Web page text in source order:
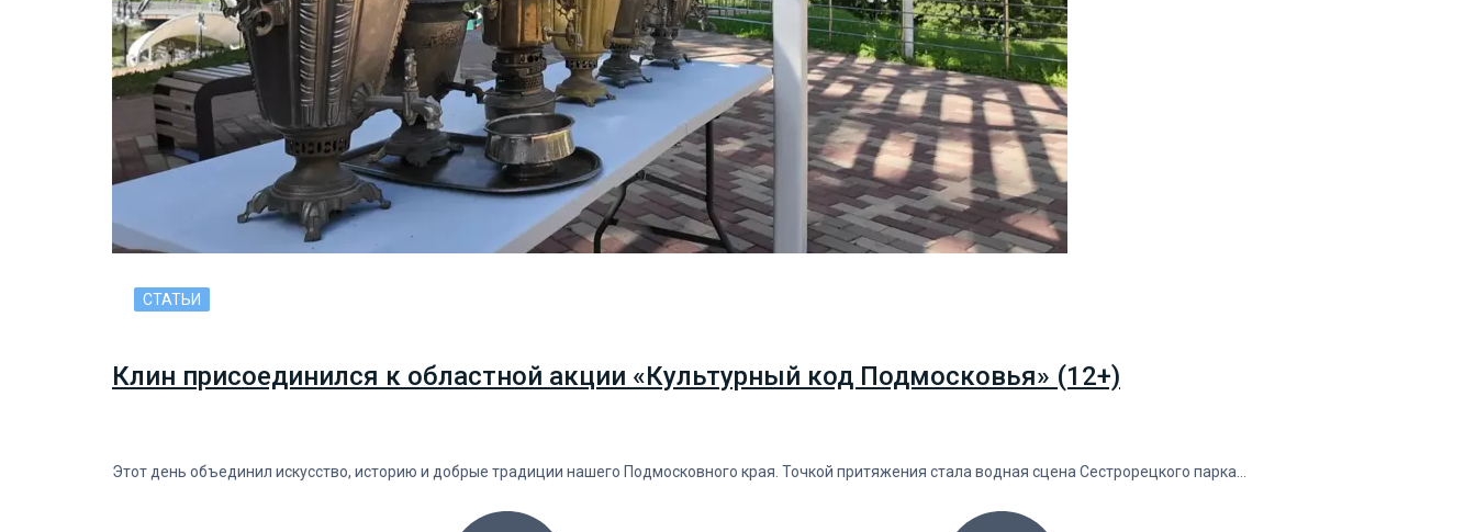
СТАТЬИ
Клин присоединился к областной акции «Культурный код Подмосковья» (12+)
Этот день объединил искусство, историю и добрые традиции нашего Подмосковного края. Точкой притяжения стала водная сцена Сестрорецкого парка…